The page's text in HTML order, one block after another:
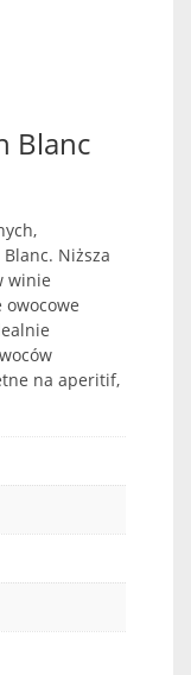
Blanc
Niższa
winie
owocowe
na aperitif,